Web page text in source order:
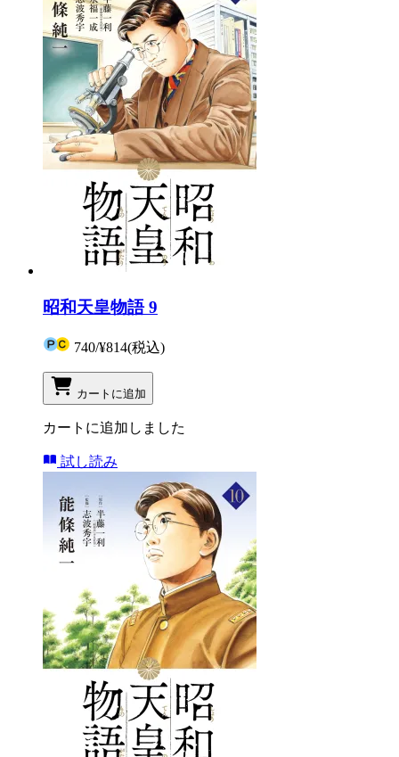
昭和天皇物語 9
740/¥814(税込)
カートに追加
カートに追加しました
試し読み